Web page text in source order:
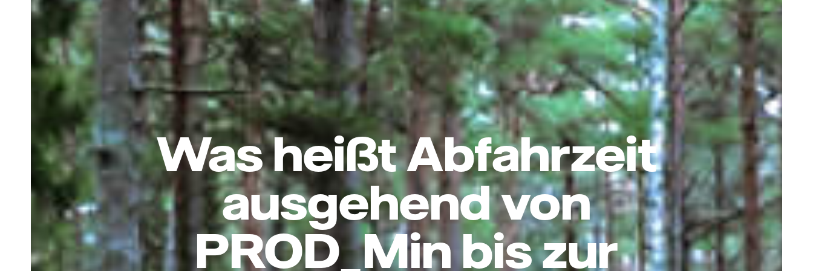
Was heißt Abfahrzeit
ausgehend von
PROD_Min bis zur